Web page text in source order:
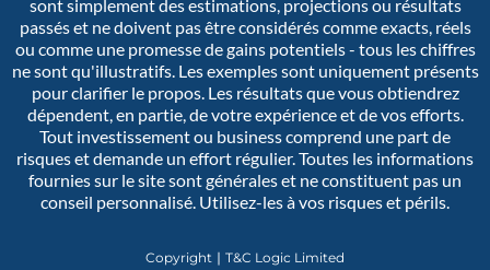
sont simplement des estimations, projections ou résultats
passés et ne doivent pas être considérés comme exacts, réels
ou comme une promesse de gains potentiels - tous les chiffres
ne sont qu'illustratifs. Les exemples sont uniquement présents
pour clarifier le propos. Les résultats que vous obtiendrez
dépendent, en partie, de votre expérience et de vos efforts.
Tout investissement ou business comprend une part de
risques et demande un effort régulier. Toutes les informations
fournies sur le site sont générales et ne constituent pas un
conseil personnalisé. Utilisez-les à vos risques et périls.
Copyright ∣ T&C Logic Limited